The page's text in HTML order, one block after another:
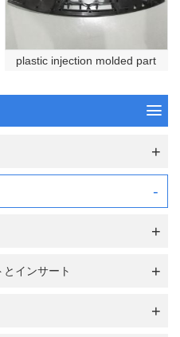
plastic injection molded part
インサート